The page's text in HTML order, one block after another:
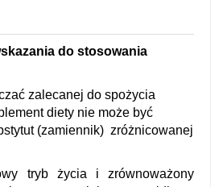
do stosowania
zalecanej do spożycia
diety nie może być
(zamiennik) zróżnicowanej
tryb życia i zrównoważony